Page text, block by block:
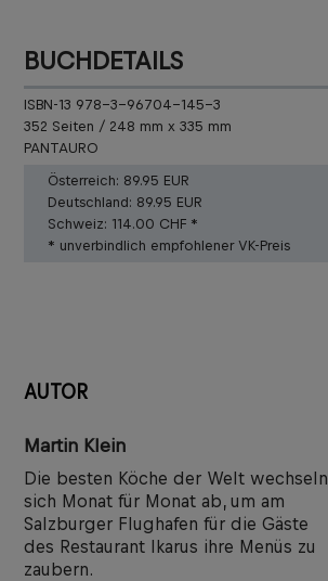
BUCHDETAILS
ISBN-13 978-3-96704-145-3
352 Seiten / 248 mm x 335 mm
PANTAURO
Österreich: 89.95 EUR
Deutschland: 89.95 EUR
Schweiz: 114.00 CHF *
* unverbindlich empfohlener VK-Preis
AUTOR
Martin Klein
Die besten Köche der Welt wechseln
sich Monat für Monat ab, um am
Salzburger Flughafen für die Gäste
des Restaurant Ikarus ihre Menüs zu
zaubern.